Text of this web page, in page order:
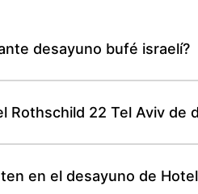
desayuno bufé israelí?
Rothschild 22 Tel Aviv de
en el desayuno de